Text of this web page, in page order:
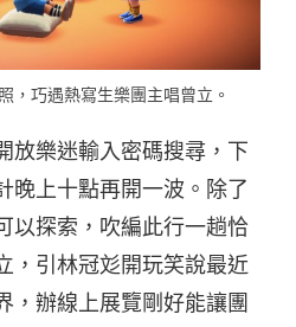
，巧遇熱寫生樂團主唱曾立。
放樂迷輸入密碼搜尋，下
晚上十點再開一波。除了
以探索，吹編此行一趟恰
，引林冠彣開玩笑說最近
，辦線上展覽剛好能讓團